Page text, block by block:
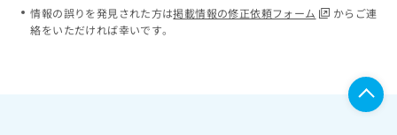
情報の誤りを発見された方は掲載情報の修正依頼フォーム
からご連
絡をいただければ幸いです。